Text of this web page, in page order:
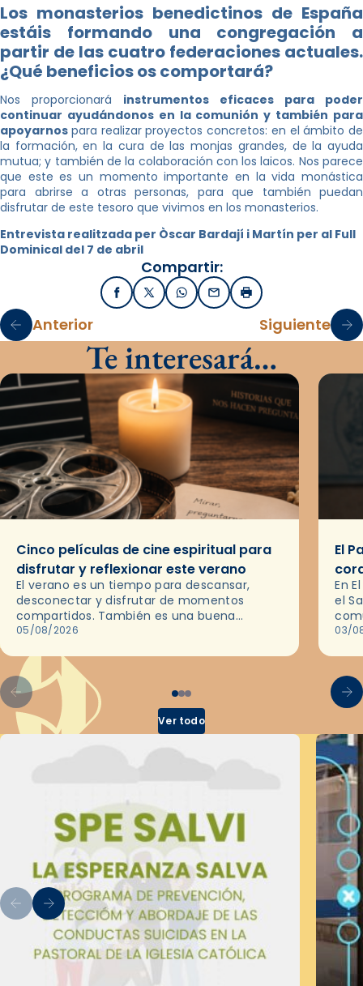
Los monasterios benedictinos de España
estáis formando una congregación a
partir de las cuatro federaciones actuales.
¿Qué beneficios os comportará?
Nos proporcionará instrumentos eficaces para poder
continuar ayudándonos en la comunión y también para
apoyarnos para realizar proyectos concretos: en el ámbito de
la formación, en la cura de las monjas grandes, de la ayuda
mutua; y también de la colaboración con los laicos. Nos parece
que este es un momento importante en la vida monástica
para abrirse a otras personas, para que también puedan
disfrutar de este tesoro que vivimos en los monasterios.
Entrevista realitzada per Òscar Bardají i Martín per al Full
Dominical del 7 de abril
Compartir:
FacebookX / TwitterWhatsApp
EmailImprimir
Anterior Siguiente
Te interesará…
Cinco películas de cine espiritual para
disfrutar y reflexionar este verano
El verano es un tiempo para descansar,
desconectar y disfrutar de momentos
compartidos. También es una buena
ocasión para dejarse llevar por una buena
sobre…
05/08/2026
El
En
el
del
03/
Ver todo